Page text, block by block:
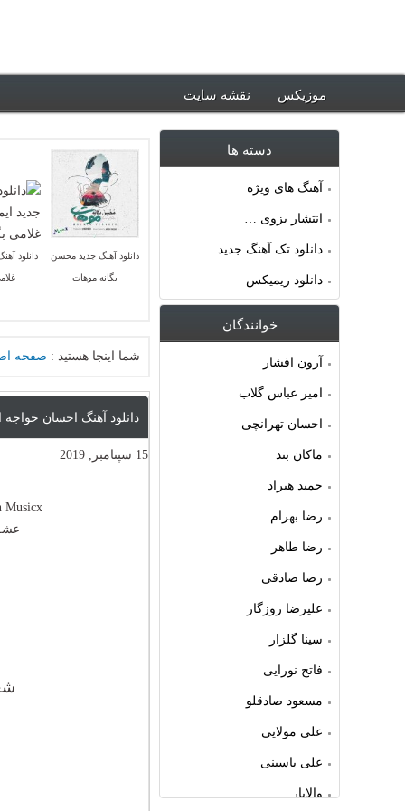
موزیکس نقشه سایت
دانلود آهنگ جدید محسن
یگانه موهات
دانلود
شما اینجا هستید : صفحه
دانلود آهنگ احسان
15 سپتامبر, 2019
Musicx
دسته ها
آهنگ های ویژه
انتشار بزوی …
دانلود تک آهنگ جدید
دانلود ریمیکس
خوانندگان
آرون افشار
امیر عباس گلاب
احسان تهرانچی
ماکان بند
حمید هیراد
رضا بهرام
رضا طاهر
رضا صادقی
علیرضا روزگار
سینا گلزار
فاتح نورایی
مسعود صادقلو
علی مولایی
علی یاسینی
والایار